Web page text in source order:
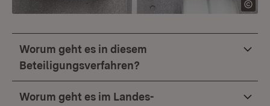
Worum geht es in diesem
Beteiligungsverfahren?
Worum geht es im Landes-